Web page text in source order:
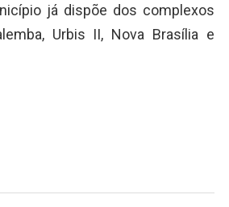
já dispõe dos complexos
Urbis II, Nova Brasília e